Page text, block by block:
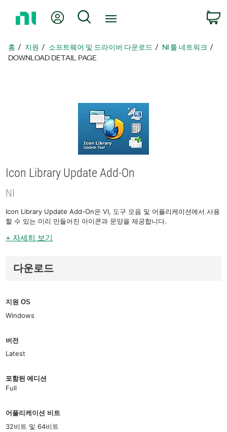
지
로
내 계정 검색
홈 지원 소프트웨어 및 드라이버 다운로드
NI 툴 네트워크
DOWNLOAD DETAIL PAGE
Icon Library Update Add-On
NI
Icon Library Update Add-On은 VI, 도구 모음 및 어플리케이션에서 사용
할 수 있는 미리 만들어진 아이콘과 문양을 제공합니다.
+ 자세히 보기
다운로드
지원 OS
Windows
버전
Latest
포함된 에디션
Full
어플리케이션 비트
32비트 및 64비트